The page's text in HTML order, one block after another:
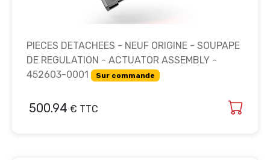
PIECES DETACHEES - NEUF ORIGINE - SOUPAPE
DE REGULATION - ACTUATOR ASSEMBLY -
452603-0001
Sur commande
500.94 € TTC